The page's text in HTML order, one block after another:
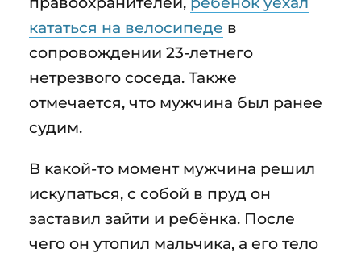
кататься на велосипеде в
сопровождении 23-летнего
нетрезвого соседа. Также
отмечается, что мужчина был ранее
судим.
В какой-то момент мужчина решил
искупаться, с собой в пруд он
заставил зайти и ребёнка. После
чего он утопил мальчика, а его тело